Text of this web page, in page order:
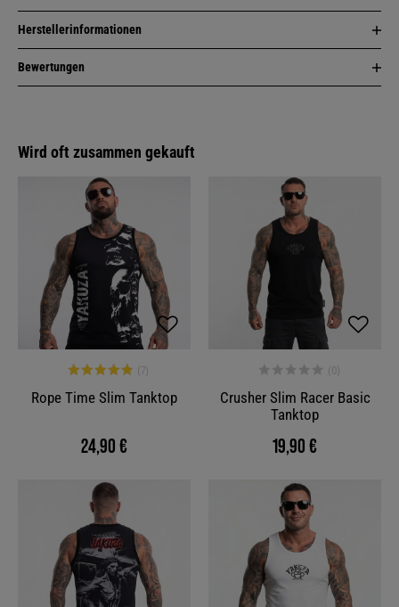
Herstellerinformationen
Bewertungen
Wird oft zusammen gekauft
Rope Time Slim Tanktop
24,90 €
Crusher Slim Racer Basic
Tanktop
19,90 €